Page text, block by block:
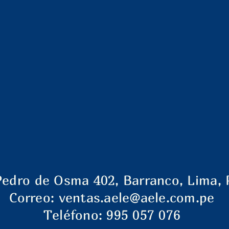
de Osma 402, Barranco, Lima,
Correo: ventas.aele@aele.com.pe
Teléfono: 995 057 076